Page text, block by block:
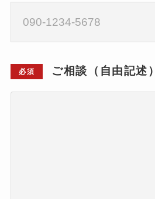
必須 ご相談（自由記述）